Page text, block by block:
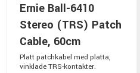
Ernie Ball-6410
Stereo (TRS) Patch
Cable, 60cm
Platt patchkabel med platta,
vinklade TRS-kontakter.